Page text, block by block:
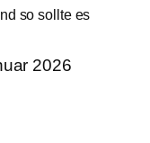
so sollte es
2026